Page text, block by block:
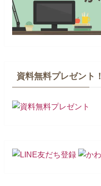
資料無料プレゼント！